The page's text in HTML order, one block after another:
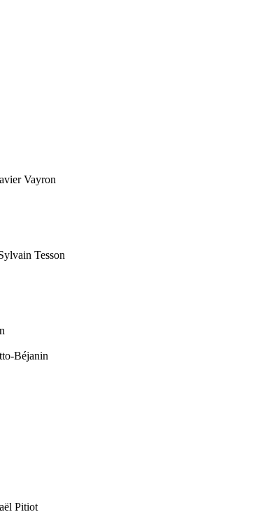
Vayron
Tesson
Béjanin
Pitiot